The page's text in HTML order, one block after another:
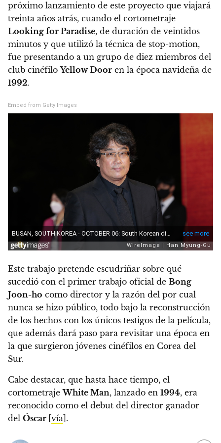
próximo lanzamiento de este proyecto que viajará
treinta años atrás, cuando el cortometraje
Looking for Paradise, de duración de veintidos
minutos y que utilizó la técnica de stop-motion,
fue presentando a un grupo de diez miembros del
club cinéfiloYellow Door en la época navideña de
1992.
Embed from Getty Images
Este trabajo pretende escudriñar sobre qué
sucedió con el primer trabajo oficial de Bong
Joon-ho como director y la razón del por cual
nunca se hizo público, todo bajo la reconstrucción
de los hechos con los únicos testigos de la película,
que además dará paso para revisitar una época en
la que surgieron jóvenes cinéfilos en Corea del
Sur.
Cabe destacar, que hasta hace tiempo, el
cortometrajeWhite Man, lanzado en 1994, era
reconocido como el debut del director ganador
del Óscar [vía].